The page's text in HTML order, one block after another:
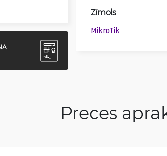
Zīmols
MikroTik
Preces